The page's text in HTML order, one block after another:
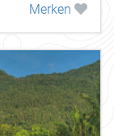
Merken